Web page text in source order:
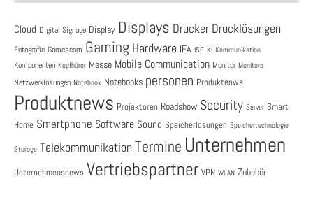
Cloud Digital Signage Display Displays Drucker Drucklösungen
Fotografie Gamescom Gaming Hardware IFA ISE KI Kommunikation
Komponenten Kopfhörer Messe Mobile Communication Monitor Monitore
Netzwerklösungen Notebook Notebooks personen Produktenws
Produktnews Projektoren Roadshow Security Server Smart
Home Smartphone Software Sound Speicherlösungen Speichertechnologie
Storage Telekommunikation Termine Unternehmen
Unternehmensnews Vertriebspartner VPN WLAN Zubehör